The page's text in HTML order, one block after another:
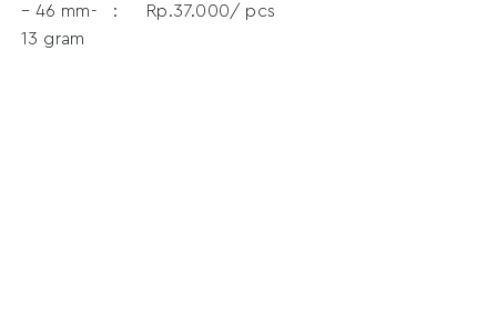
– 46 mm-
13 gram
: Rp.37.000/ pcs